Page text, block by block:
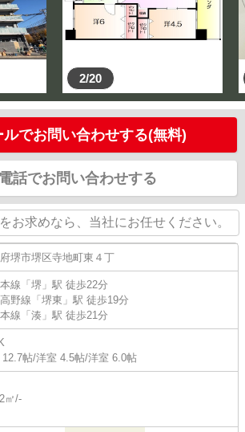
2/20
ルでお問い合わせする(無料)
電話でお問い合わせする
お求めなら、当社にお任せください。
堺市堺区寺地町東 ４丁
線 「 堺 」駅 徒歩22分
野線 「 堺東 」駅 徒歩19分
線 「 湊 」駅 徒歩21分
12.7帖/洋室 4.5帖/洋室 6.0帖
㎡/-